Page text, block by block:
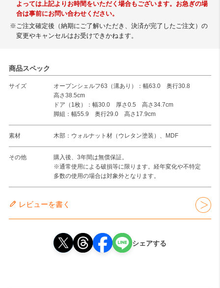
よっては上記よりお時間をいただく場合もございます。お急ぎの場
合は事前にお問い合わせください。
※ご注文確定後（納期にご了解いただき、決済が完了したご注文）の
変更やキャンセルはお受けできかねます。
商品スペック
サイズ
オープンシェルフ63（溝あり）：幅63.0 奥行30.8
高さ38.5cm
ドア（1枚）：幅30.0 厚さ0.5 高さ34.7cm
脚組：幅55.9 奥行29.0 高さ17.9cm
素材 木部：ウォルナット材（ウレタン塗装）、MDF
その他
購入後、3年間は無償保証。
※通常使用による破損等に限ります。経年変化や不特定
多数の使用の場合は対象外となります。
レビューを書く
シェアする